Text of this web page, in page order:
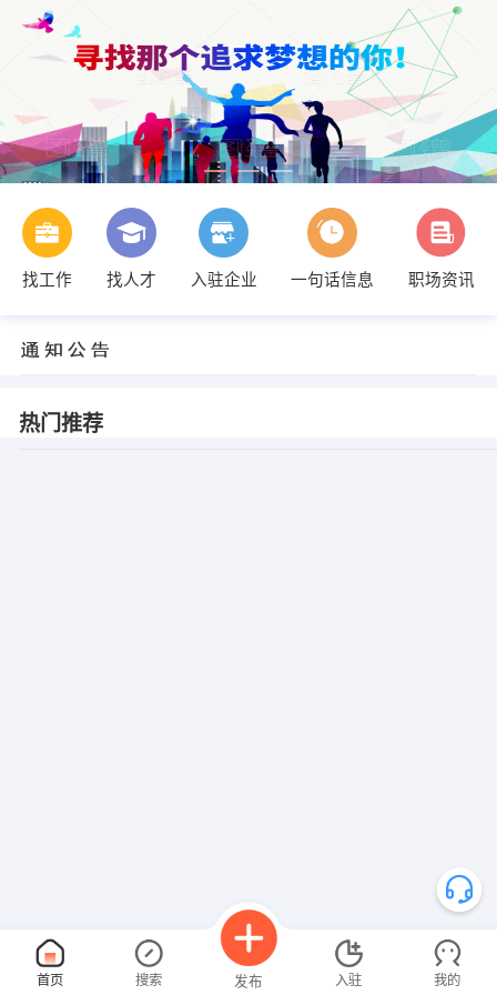
找工作 找人才 入驻企业 一句话信息 职场资讯
热门推荐
首页 搜索 发布 入驻 我的